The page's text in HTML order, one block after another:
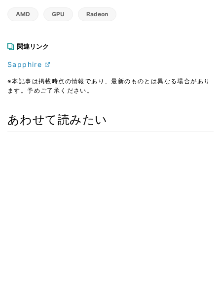
AMD GPU Radeon
関連リンク
Sapphire
※本記事は掲載時点の情報であり、最新のものとは異なる場合があり
ます。予めご了承ください。
あわせて読みたい